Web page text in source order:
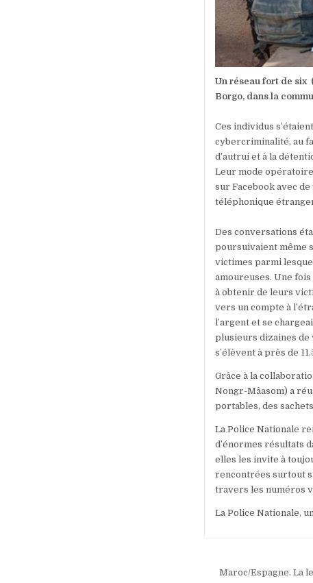
Un réseau fort de six
Borgo, dans la
Ces individus
cybercriminalité, au
d’autrui et à la
Leur mode
sur Facebook avec
téléphonique
Des conversations
poursuivaient même
victimes parmi
amoureuses. Une
à obtenir de leurs
vers un compte à
l’argent et se
plusieurs dizaines
s’élèvent à près de
Grâce à la
Nongr-Mâasom) a
portables, des
La Police Nationale
d’énormes résultats
elles les invite à
rencontrées surtout
travers les numéros
La Police Nationale,
Navigation
Maroc/Espagne. La